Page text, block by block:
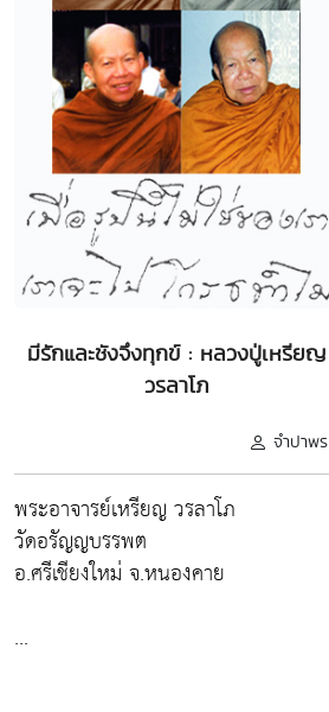
มีรักและชังจึงทุกข์ : หลวงปู่เหรียญ
วรลาโภ
จำปาพร
พระอาจารย์เหรียญ วรลาโภ
วัดอรัญญบรรพต
อ.ศรีเชียงใหม่ จ.หนองคาย
...